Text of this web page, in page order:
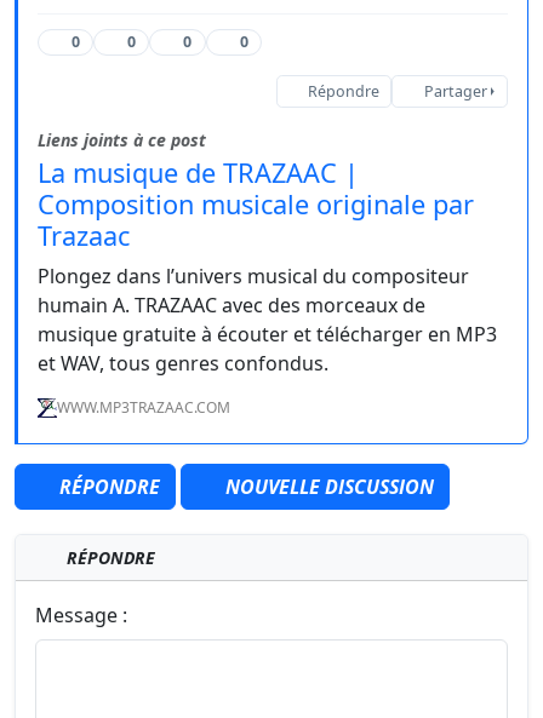
0 0 0 0
Répondre Partager
Liens joints à ce post
La musique de TRAZAAC |
Composition musicale originale par
Trazaac
Plongez dans l’univers musical du compositeur
humain A. TRAZAAC avec des morceaux de
musique gratuite à écouter et télécharger en MP3
et WAV, tous genres confondus.
WWW.MP3TRAZAAC.COM
RÉPONDRE NOUVELLE DISCUSSION
RÉPONDRE
Message :